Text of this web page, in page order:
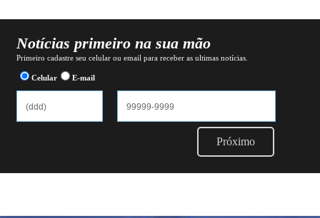
Notícias primeiro na sua mão
Primeiro cadastre seu celular ou email para receber as ultimas notícias.
Celular E-mail
Próximo